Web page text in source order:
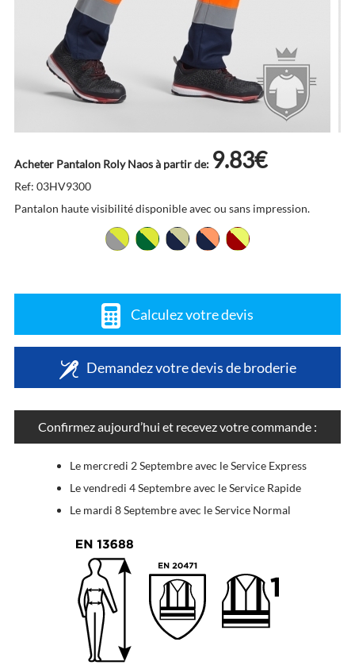
Acheter Pantalon Roly Naos à partir de: 9.83€
Ref: 03HV9300
Pantalon haute visibilité disponible avec ou sans impression.
Calculez votre devis
Demandez votre devis de broderie
Confirmez aujourd’hui et recevez votre commande :
Le mercredi 2 Septembre avec le Service Express
Le vendredi 4 Septembre avec le Service Rapide
Le mardi 8 Septembre avec le Service Normal